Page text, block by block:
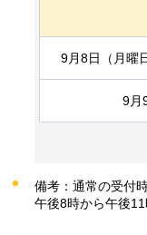
9月8日（月曜
9月
備考：通常の受付
午後8時から午後